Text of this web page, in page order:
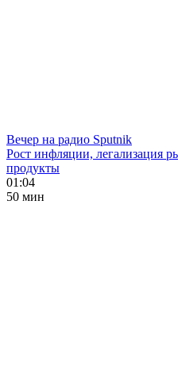
Вечер на радио Sputnik
Рост инфляции, легализация
продукты
01:04
50 мин